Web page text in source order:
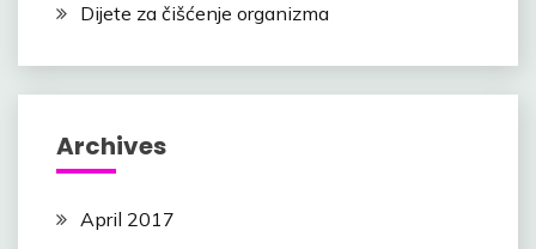
Dijete za čišćenje organizma
Archives
April 2017